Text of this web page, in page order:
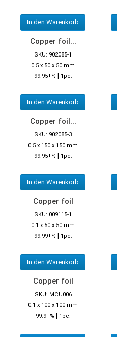
In den Warenkorb
Copper foil...
SKU: 902085-1
0.5 x 50 x 50 mm
99.95+% | 1pc.
In den Warenkorb
Copper foil...
SKU: 902085-3
0.5 x 150 x 150 mm
99.95+% | 1pc.
In den Warenkorb
Copper foil
SKU: 009115-1
0.1 x 50 x 50 mm
99.99+% | 1pc.
In den Warenkorb
Copper foil
SKU: MCU006
0.1 x 100 x 100 mm
99.9+% | 1pc.